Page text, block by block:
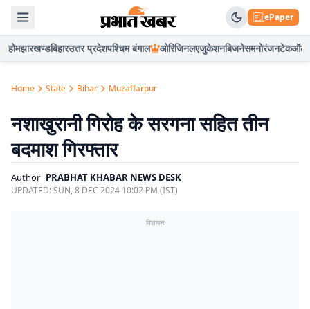
ePaper
होमझारखण्डबिहारउत्तर प्रदेशपश्चिम बंगाल ओरिजिनलएजुकेशनबिजनेसमनोरंजनटेकऑटो
Home State Bihar Muzaffarpur
नशाखुरानी गिरोह के सरगना सहित तीन
बदमाश गिरफ्तार
Author PRABHAT KHABAR NEWS DESK
UPDATED:SUN, 8 DEC 2024 10:02 PM (IST)
विज्ञापन